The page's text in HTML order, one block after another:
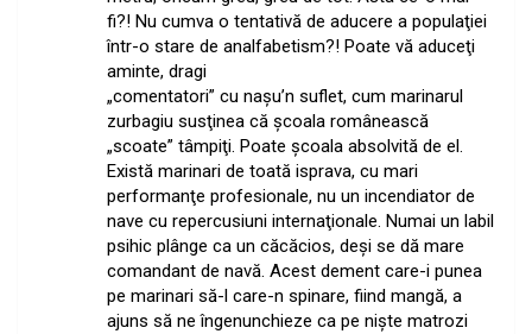
fi?! Nu cumva o tentativă de aducere a populaţiei
într-o stare de analfabetism?! Poate vă aduceţi
aminte, dragi
„comentatori” cu naşu’n suflet, cum marinarul
zurbagiu susţinea că şcoala românească
„scoate” tâmpiţi. Poate şcoala absolvită de el.
Există marinari de toată isprava, cu mari
performanţe profesionale, nu un incendiator de
nave cu repercusiuni internaţionale. Numai un labil
psihic plânge ca un căcăcios, deşi se dă mare
comandant de navă. Acest dement care-i punea
pe marinari să-l care-n spinare, fiind mangă, a
ajuns să ne îngenunchieze ca pe nişte matrozi